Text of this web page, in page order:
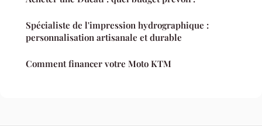
Spécialiste de l'impression hydrographique :
personnalisation artisanale et durable
Comment financer votre Moto KTM